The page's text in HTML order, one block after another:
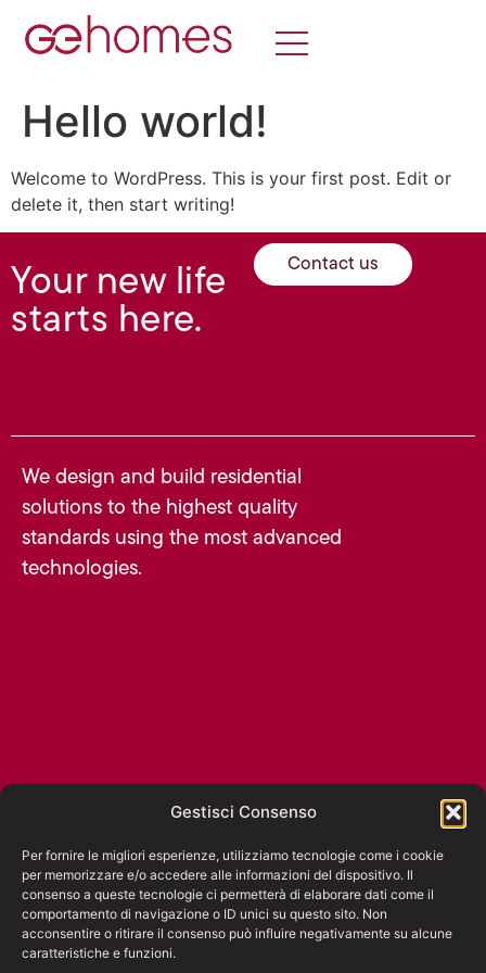
Gestisci Consenso
Per fornire le migliori esperienze, utilizziamo tecnologie come i cookie
per memorizzare e/o accedere alle informazioni del dispositivo. Il
consenso a queste tecnologie ci permetterà di elaborare dati come il
comportamento di navigazione o ID unici su questo sito. Non
acconsentire o ritirare il consenso può influire negativamente su alcune
caratteristiche e funzioni.
Hello world!
Welcome to WordPress. This is your first post. Edit or
delete it, then start writing!
Your new life
starts here.
Contact us
We design and build residential
solutions to the highest quality
standards using the most advanced
technologies.